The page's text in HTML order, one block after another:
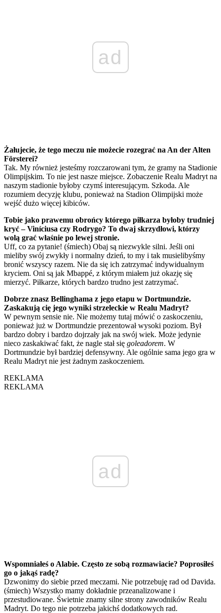
ad
Żałujecie, że tego meczu nie możecie rozegrać na An der Alten
Försterei?
Tak. My również jesteśmy rozczarowani tym, że gramy na Stadionie
Olimpijskim. To nie jest nasze miejsce. Zobaczenie Realu Madryt na
naszym stadionie byłoby czymś interesującym. Szkoda. Ale
rozumiem decyzję klubu, ponieważ na Stadion Olimpijski może
wejść dużo więcej kibiców.
Tobie jako prawemu obrońcy którego piłkarza byłoby trudniej
kryć – Viníciusa czy Rodrygo? To dwaj skrzydłowi, którzy
wolą grać właśnie po lewej stronie.
Uff, co za pytanie! (śmiech) Obaj są niezwykle silni. Jeśli oni
mieliby swój zwykły i normalny dzień, to my i tak musielibyśmy
bronić wszyscy razem. Nie da się ich zatrzymać indywidualnym
kryciem. Oni są jak Mbappé, z którym miałem już okazję się
mierzyć. Piłkarze, których bardzo trudno jest zatrzymać.
Dobrze znasz Bellinghama z jego etapu w Dortmundzie.
Zaskakują cię jego wyniki strzeleckie w Realu Madryt?
W pewnym sensie nie. Nie możemy tutaj mówić o zaskoczeniu,
ponieważ już w Dortmundzie prezentował wysoki poziom. Był
bardzo dobry i bardzo dojrzały jak na swój wiek. Może jedynie
nieco zaskakiwać fakt, że nagle stał się goleadorem. W
Dortmundzie był bardziej defensywny. Ale ogólnie sama jego gra w
Realu Madryt nie jest żadnym zaskoczeniem.
REKLAMA
REKLAMA
ad
Wspomniałeś o Alabie. Często ze sobą rozmawiacie? Poprosiłeś
go o jakąś radę?
Dzwonimy do siebie przed meczami. Nie potrzebuję rad od Davida.
(śmiech) Wszystko mamy dokładnie przeanalizowane i
przestudiowane. Świetnie znamy silne strony zawodników Realu
Madryt. Do tego nie potrzeba jakichś dodatkowych rad.